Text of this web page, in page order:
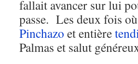
fallait avancer sur lui
passe. Les deux fois
Pinchazo et entière
Palmas et salut